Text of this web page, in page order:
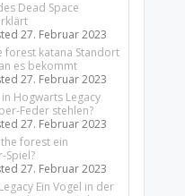
Dead Space
27. Februar 2023
forest katana Standort
es bekommt
27. Februar 2023
Hogwarts Legacy
Feder stehlen?
27. Februar 2023
forest ein
Spiel?
27. Februar 2023
Ein Vogel in der